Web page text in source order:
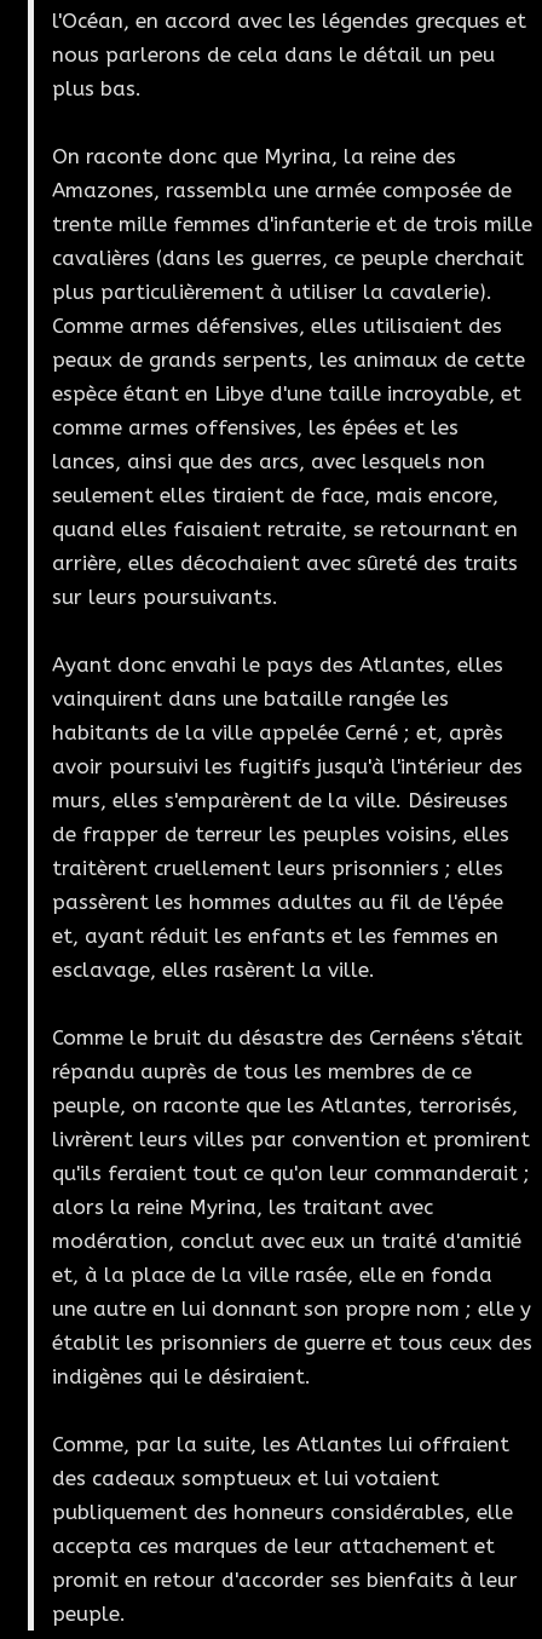
l'Océan, en accord avec les légendes grecques et
nous parlerons de cela dans le détail un peu
plus bas.
On raconte donc que Myrina, la reine des
Amazones, rassembla une armée composée de
trente mille femmes d'infanterie et de trois mille
cavalières (dans les guerres, ce peuple cherchait
plus particulièrement à utiliser la cavalerie).
Comme armes défensives, elles utilisaient des
peaux de grands serpents, les animaux de cette
espèce étant en Libye d'une taille incroyable, et
comme armes offensives, les épées et les
lances, ainsi que des arcs, avec lesquels non
seulement elles tiraient de face, mais encore,
quand elles faisaient retraite, se retournant en
arrière, elles décochaient avec sûreté des traits
sur leurs poursuivants.
Ayant donc envahi le pays des Atlantes, elles
vainquirent dans une bataille rangée les
habitants de la ville appelée Cerné ; et, après
avoir poursuivi les fugitifs jusqu'à l'intérieur des
murs, elles s'emparèrent de la ville. Désireuses
de frapper de terreur les peuples voisins, elles
traitèrent cruellement leurs prisonniers ; elles
passèrent les hommes adultes au fil de l'épée
et, ayant réduit les enfants et les femmes en
esclavage, elles rasèrent la ville.
Comme le bruit du désastre des Cernéens s'était
répandu auprès de tous les membres de ce
peuple, on raconte que les Atlantes, terrorisés,
livrèrent leurs villes par convention et promirent
qu'ils feraient tout ce qu'on leur commanderait ;
alors la reine Myrina, les traitant avec
modération, conclut avec eux un traité d'amitié
et, à la place de la ville rasée, elle en fonda
une autre en lui donnant son propre nom ; elle y
établit les prisonniers de guerre et tous ceux des
indigènes qui le désiraient.
Comme, par la suite, les Atlantes lui offraient
des cadeaux somptueux et lui votaient
publiquement des honneurs considérables, elle
accepta ces marques de leur attachement et
promit en retour d'accorder ses bienfaits à leur
peuple.